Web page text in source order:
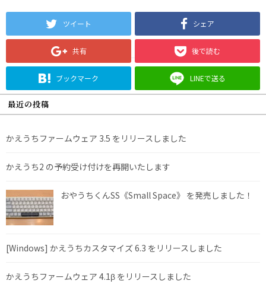
ツイート シェア
共有 後で読む
ブックマーク LINEで送る
最近の投稿
かえうちファームウェア 3.5 をリリースしました
かえうち2 の予約受け付けを再開いたします
おやうちくんSS《Small Space》 を発売しました！
[Windows] かえうちカスタマイズ 6.3 をリリースしました
かえうちファームウェア 4.1β をリリースしました